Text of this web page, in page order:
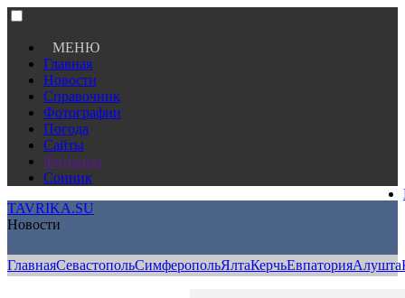
МЕНЮ
Главная
Новости
Справочник
Фотографии
Погода
Сайты
Финансы
Сонник
TAVRIKA.SU
Новости
ГлавнаяСевастопольСимферопольЯлтаКерчьЕвпаторияАлушта